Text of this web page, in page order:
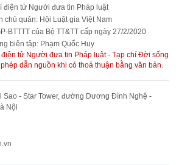
điện tử Người đưa tin Pháp luật
chủ quản: Hội Luật gia Việt Nam
BTTTT của Bộ TT&TT cấp ngày 27/2/2020
biên tập: Phạm Quốc Huy
tử Người đưa tin Pháp luật - Tạp chí Đời sống
dẫn nguồn khi có thoả thuận bằng văn bản.
Sao - Star Tower, đường Dương Đình Nghệ -
Nội